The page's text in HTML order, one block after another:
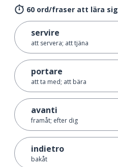
60 ord/fraser att lära sig
servire
att servera; att tjäna
portare
att ta med; att bära
avanti
framåt; efter dig
indietro
bakåt